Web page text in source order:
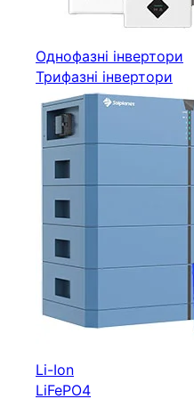
Однофазні інвертори
Трифазні інвертори
Li-Ion
LiFePO4